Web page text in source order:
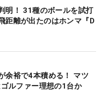
明！ 31種のボールを試打
距離が出たのはホンマ『D
余裕で4本積める！ マツ
ルファー理想の1台か